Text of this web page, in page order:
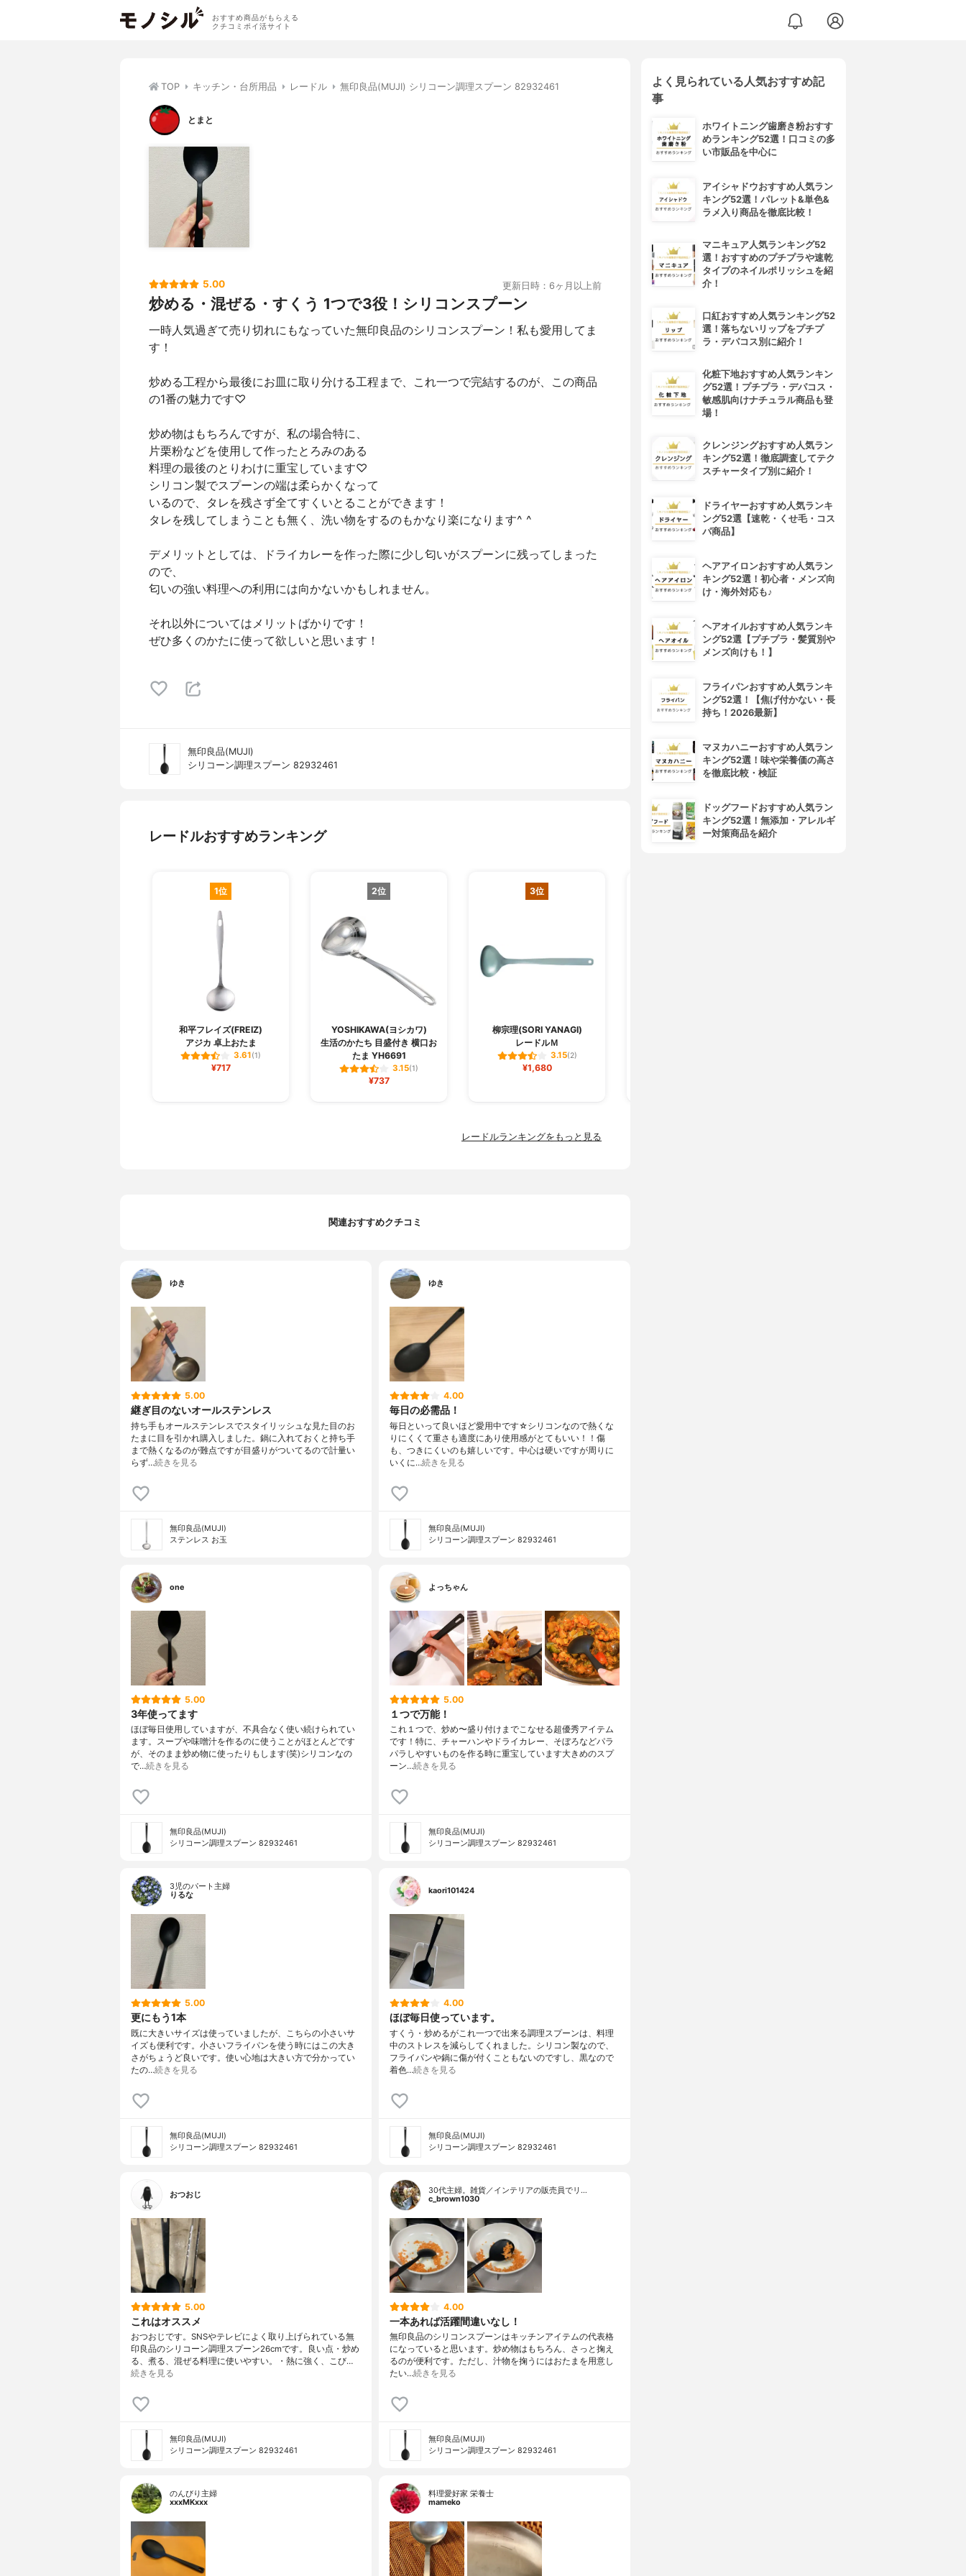
おすすめ商品がもらえる
クチコミポイ活サイト
TOP キッチン・台所用品 レードル 無印良品(MUJI) シリコーン調理スプーン 82932461
とまと
5.00 更新日時：6ヶ月以上前
炒める・混ぜる・すくう 1つで3役！シリコンスプーン
一時人気過ぎて売り切れにもなっていた無印良品のシリコンスプーン！私も愛用してま
す！
炒める工程から最後にお皿に取り分ける工程まで、これ一つで完結するのが、この商品
の1番の魅力です♡
炒め物はもちろんですが、私の場合特に、
片栗粉などを使用して作ったとろみのある
料理の最後のとりわけに重宝しています♡
シリコン製でスプーンの端は柔らかくなって
いるので、タレを残さず全てすくいとることができます！
タレを残してしまうことも無く、洗い物をするのもかなり楽になります^ ^
デメリットとしては、ドライカレーを作った際に少し匂いがスプーンに残ってしまった
ので、
匂いの強い料理への利用には向かないかもしれません。
それ以外についてはメリットばかりです！
ぜひ多くのかたに使って欲しいと思います！
無印良品(MUJI)
シリコーン調理スプーン 82932461
レードルおすすめランキング
1位
和平フレイズ(FREIZ)
アジカ 卓上おたま
3.61(1)
¥717
2位
YOSHIKAWA(ヨシカワ)
生活のかたち 目盛付き 横口お
たま YH6691
3.15(1)
¥737
3位
柳宗理(SORI YANAGI)
レードルＭ
3.15(2)
¥1,680
レードルランキングをもっと見る
関連おすすめクチコミ
ゆき
5.00
継ぎ目のないオールステンレス
持ち手もオールステンレスでスタイリッシュな見た目のお
たまに目を引かれ購入しました。鍋に入れておくと持ち手
まで熱くなるのが難点ですが目盛りがついてるので計量い
らず…続きを見る
無印良品(MUJI)
ステンレス お玉
ゆき
4.00
毎日の必需品！
毎日といって良いほど愛用中です☆シリコンなので熱くな
りにくくて重さも適度にあり使用感がとてもいい！！傷
も、つきにくいのも嬉しいです。中心は硬いですが周りに
いくに…続きを見る
無印良品(MUJI)
シリコーン調理スプーン 82932461
one
5.00
3年使ってます
ほぼ毎日使用していますが、不具合なく使い続けられてい
ます。スープや味噌汁を作るのに使うことがほとんどです
が、そのまま炒め物に使ったりもします(笑)シリコンなの
で…続きを見る
無印良品(MUJI)
シリコーン調理スプーン 82932461
よっちゃん
5.00
１つで万能！
これ１つで、炒め〜盛り付けまでこなせる超優秀アイテム
です！特に、チャーハンやドライカレー、そぼろなどパラ
パラしやすいものを作る時に重宝しています大きめのスプ
ーン…続きを見る
無印良品(MUJI)
シリコーン調理スプーン 82932461
3児のパート主婦
りるな
5.00
更にもう1本
既に大きいサイズは使っていましたが、こちらの小さいサ
イズも便利です。小さいフライパンを使う時にはこの大き
さがちょうど良いです。使い心地は大きい方で分かってい
たの…続きを見る
無印良品(MUJI)
シリコーン調理スプーン 82932461
kaori101424
4.00
ほぼ毎日使っています。
すくう・炒めるがこれ一つで出来る調理スプーンは、料理
中のストレスを減らしてくれました。シリコン製なので、
フライパンや鍋に傷が付くこともないのですし、黒なので
着色…続きを見る
無印良品(MUJI)
シリコーン調理スプーン 82932461
おつおじ
5.00
これはオススメ
おつおじです。SNSやテレビによく取り上げられている無
印良品のシリコーン調理スプーン26cmです。良い点・炒め
る、煮る、混ぜる料理に使いやすい。・熱に強く、こび…
続きを見る
無印良品(MUJI)
シリコーン調理スプーン 82932461
30代主婦。雑貨／インテリアの販売員でリ…
c_brown1030
4.00
一本あれば活躍間違いなし！
無印良品のシリコンスプーンはキッチンアイテムの代表格
になっていると思います。炒め物はもちろん、さっと掬え
るのが便利です。ただし、汁物を掬うにはおたまを用意し
たい…続きを見る
無印良品(MUJI)
シリコーン調理スプーン 82932461
のんびり主婦
xxxMKxxx
料理愛好家 栄養士
mameko
よく見られている人気おすすめ記
事
ホワイトニング歯磨き粉おすす
めランキング52選！口コミの多
い市販品を中心に
アイシャドウおすすめ人気ラン
キング52選！パレット&単色&
ラメ入り商品を徹底比較！
マニキュア人気ランキング52
選！おすすめのプチプラや速乾
タイプのネイルポリッシュを紹
介！
口紅おすすめ人気ランキング52
選！落ちないリップをプチプ
ラ・デパコス別に紹介！
化粧下地おすすめ人気ランキン
グ52選！プチプラ・デパコス・
敏感肌向けナチュラル商品も登
場！
クレンジングおすすめ人気ラン
キング52選！徹底調査してテク
スチャータイプ別に紹介！
ドライヤーおすすめ人気ランキ
ング52選【速乾・くせ毛・コス
パ商品】
ヘアアイロンおすすめ人気ラン
キング52選！初心者・メンズ向
け・海外対応も♪
ヘアオイルおすすめ人気ランキ
ング52選【プチプラ・髪質別や
メンズ向けも！】
フライパンおすすめ人気ランキ
ング52選！【焦げ付かない・長
持ち！2026最新】
マヌカハニーおすすめ人気ラン
キング52選！味や栄養価の高さ
を徹底比較・検証
ドッグフードおすすめ人気ラン
キング52選！無添加・アレルギ
ー対策商品を紹介